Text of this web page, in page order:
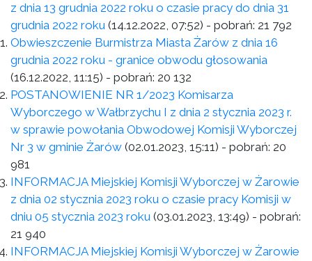
z dnia 13 grudnia 2022 roku o czasie pracy do dnia 31
grudnia 2022 roku (14.12.2022, 07:52) - pobrań: 21 792
Obwieszczenie Burmistrza Miasta Żarów z dnia 16
grudnia 2022 roku - granice obwodu głosowania
(16.12.2022, 11:15) - pobrań: 20 132
POSTANOWIENIE NR 1/2023 Komisarza
Wyborczego w Wałbrzychu I z dnia 2 stycznia 2023 r.
w sprawie powołania Obwodowej Komisji Wyborczej
Nr 3 w gminie Żarów (02.01.2023, 15:11) - pobrań: 20
981
INFORMACJA Miejskiej Komisji Wyborczej w Żarowie
z dnia 02 stycznia 2023 roku o czasie pracy Komisji w
dniu 05 stycznia 2023 roku (03.01.2023, 13:49) - pobrań:
21 940
INFORMACJA Miejskiej Komisji Wyborczej w Żarowie